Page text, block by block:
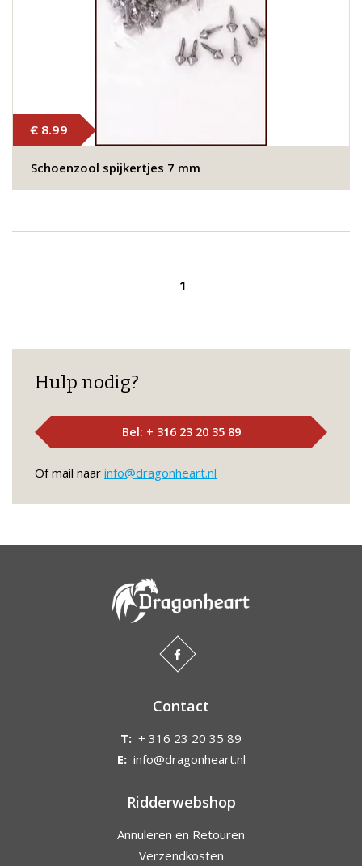
€ 8.99
Schoenzool spijkertjes 7 mm
1
Hulp nodig?
Bel: + 316 23 20 35 89
Of mail naar info@dragonheart.nl
Contact
T: + 316 23 20 35 89
E: info@dragonheart.nl
Ridderwebshop
Annuleren en Retouren
Verzendkosten